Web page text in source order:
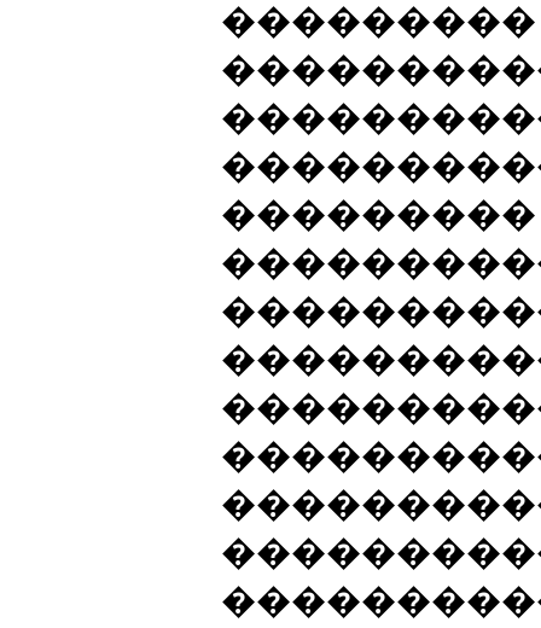
���������
���������